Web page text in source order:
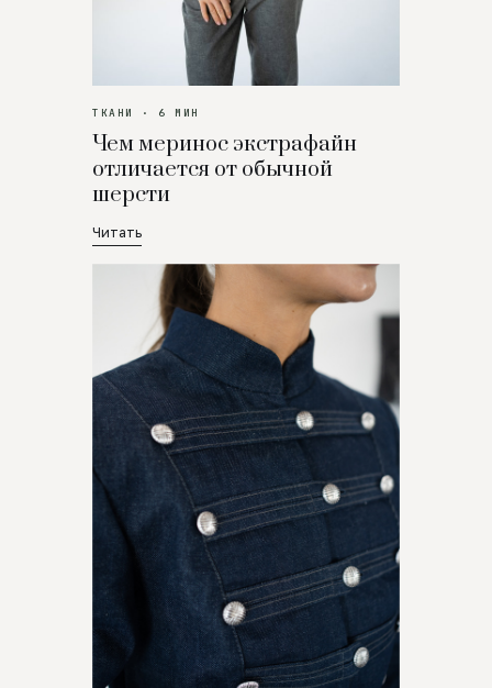
ТКАНИ · 6 МИН
Чем меринос экстрафайн
отличается от обычной
шерсти
Читать